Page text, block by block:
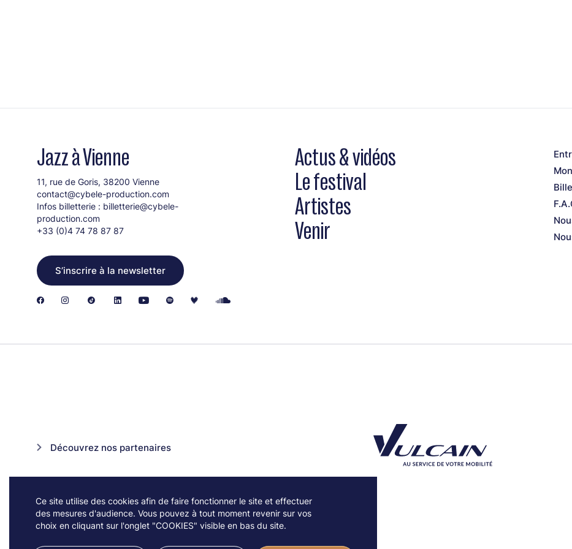
Ce site utilise des cookies afin de faire fonctionner le site et effectuer
des mesures d'audience. Vous pouvez à tout moment revenir sur vos
choix en cliquant sur l'onglet "COOKIES" visible en bas du site.
Jazz à Vienne
11, rue de Goris, 38200 Vienne
contact@cybele-production.com
Infos billetterie : billetterie@cybele-
production.com
+33 (0)4 74 78 87 87
S’inscrire à la newsletter
Actus & vidéos
Le festival
Artistes
Venir
Découvrez nos partenaires